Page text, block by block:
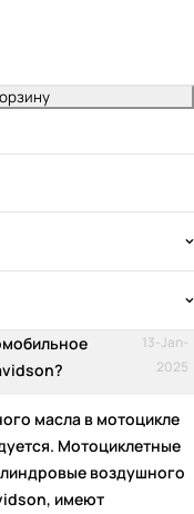
13-Jan-
2025
масла в мотоцикле
Мотоциклетные
воздушного
имеют